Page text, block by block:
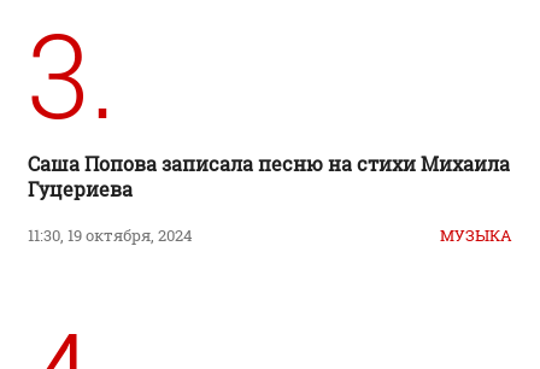
3.
Саша Попова записала песню на стихи Михаила
Гуцериева
11:30, 19 октября, 2024 МУЗЫКА